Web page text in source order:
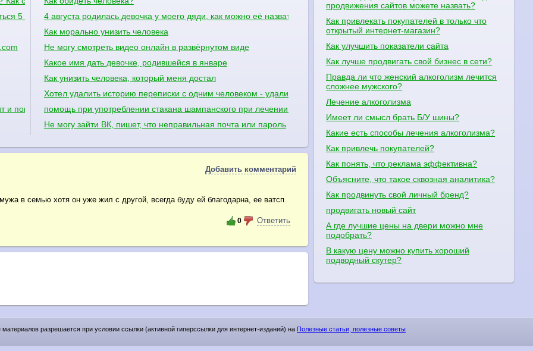
5 августа
и понос?
4 августа родилась девочка у моего дяди, как можно её назвать
Как морально унизить человека
Не могу смотреть видео онлайн в развёрнутом виде
Какое имя дать девочке, родившейся в январе
Как унизить человека, который меня достал
Хотел удалить историю переписки с одним человеком - удалилась вся история со всеми контактами. Напишите доступно,
помощь при употреблении стакана шампанского при лечении фуразолидоном
Не могу зайти ВК, пишет, что неправильная почта или пароль
Добавить комментарий
в семью хотя он уже жил с другой, всегда буду ей благодарна, ее ватсп
0 Ответить
продвижения сайтов можете назвать?
Как привлекать покупателей в только что
открытый интернет-магазин?
Как улучшить показатели сайта
Как лучше продвигать свой бизнес в сети?
Правда ли что женский алкоголизм лечится
сложнее мужского?
Лечение алкоголизма
Имеет ли смысл брать Б/У шины?
Какие есть способы лечения алкоголизма?
Как привлечь покупателей?
Как понять, что реклама эффективна?
Объясните, что такое сквозная аналитика?
Как продвинуть свой личный бренд?
продвигать новый сайт
А где лучшие цены на двери можно мне
подобрать?
В какую цену можно купить хороший
подводный скутер?
разрешается при условии ссылки (активной гиперссылки для интернет-изданий) на Полезные статьи, полезные советы